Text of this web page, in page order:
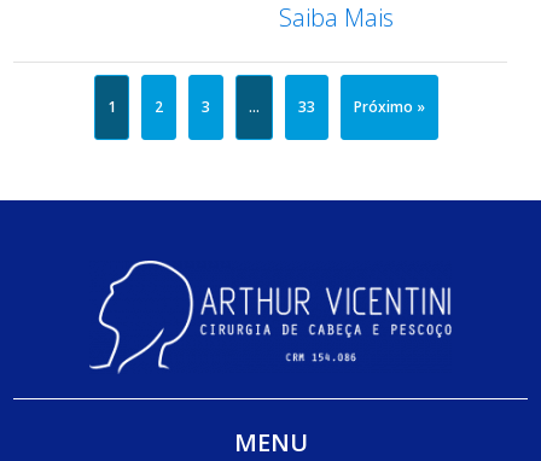
Saiba Mais
1 2 3 … 33 Próximo »
MENU